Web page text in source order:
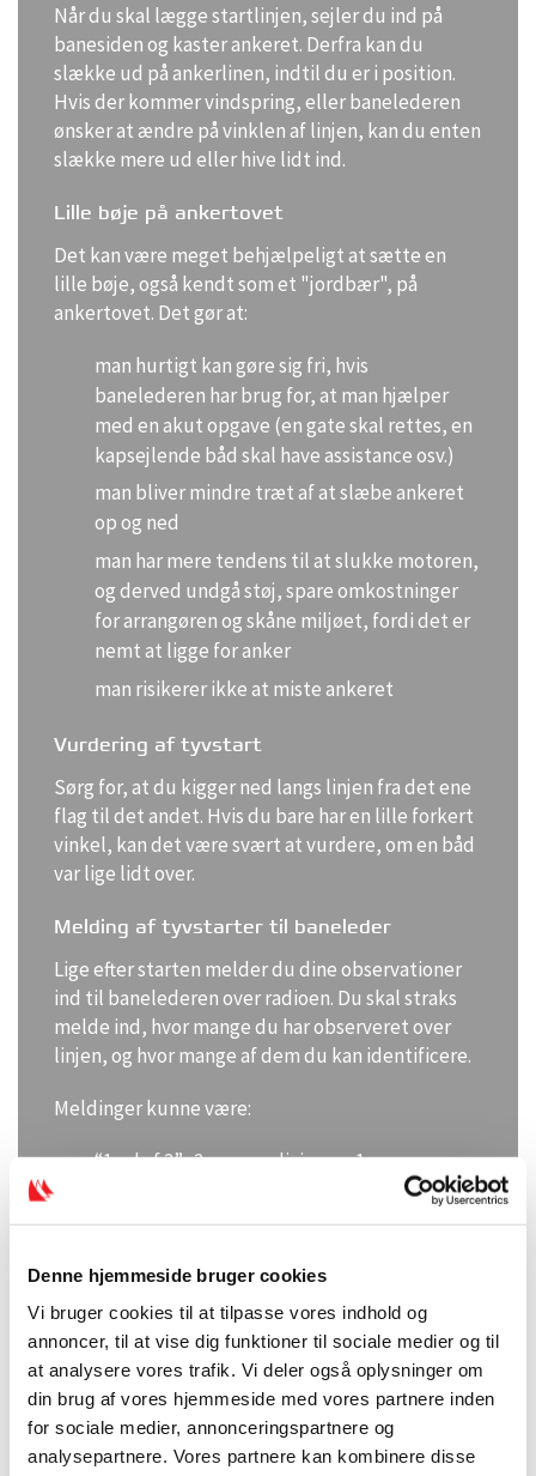
Denne hjemmeside bruger cookies
Vi bruger cookies til at tilpasse vores indhold og
annoncer, til at vise dig funktioner til sociale medier og til
at analysere vores trafik. Vi deler også oplysninger om
din brug af vores hjemmeside med vores partnere inden
for sociale medier, annonceringspartnere og
analysepartnere. Vores partnere kan kombinere disse
Når du skal lægge startlinjen, sejler du ind på
banesiden og kaster ankeret. Derfra kan du
slække ud på ankerlinen, indtil du er i position.
Hvis der kommer vindspring, eller banelederen
ønsker at ændre på vinklen af linjen, kan du enten
slække mere ud eller hive lidt ind.
Lille bøje på ankertovet
Det kan være meget behjælpeligt at sætte en
lille bøje, også kendt som et "jordbær", på
ankertovet. Det gør at:
man hurtigt kan gøre sig fri, hvis
banelederen har brug for, at man hjælper
med en akut opgave (en gate skal rettes, en
kapsejlende båd skal have assistance osv.)
man bliver mindre træt af at slæbe ankeret
op og ned
man har mere tendens til at slukke motoren,
og derved undgå støj, spare omkostninger
for arrangøren og skåne miljøet, fordi det er
nemt at ligge for anker
man risikerer ikke at miste ankeret
Vurdering af tyvstart
Sørg for, at du kigger ned langs linjen fra det ene
flag til det andet. Hvis du bare har en lille forkert
vinkel, kan det være svært at vurdere, om en båd
var lige lidt over.
Melding af tyvstarter til baneleder
Lige efter starten melder du dine observationer
ind til banelederen over radioen. Du skal straks
melde ind, hvor mange du har observeret over
linjen, og hvor mange af dem du kan identificere.
Meldinger kunne være:
“1 ud af 3” : 3 var over linjen og 1 er
“4 ud af over 10”: Over 10 både har over
“Ren linje”: Ingen over linjen
Meldingen skal banelederen bruge til at finde ud
af om, der skal signaleres individuel
tilbagekaldelse eller generel tilbagekaldelse.